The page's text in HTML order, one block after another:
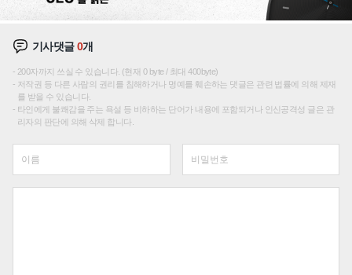
기사댓글0개
200자까지 쓰실 수 있습니다. (현재 0 byte / 최대 400byte)
저작권 등 다른 사람의 권리를 침해하거나 명예를 훼손하는 댓글은 관련 법률에 의해 제재
를 받을 수 있습니다.
타인에게 불쾌감을 주는 욕설 등 비하하는 단어가 내용에 포함되거나 인신공격성 글은 관
리자의 판단에 의해 삭제 합니다.